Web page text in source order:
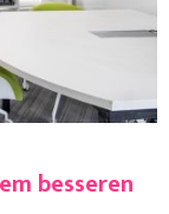
besseren